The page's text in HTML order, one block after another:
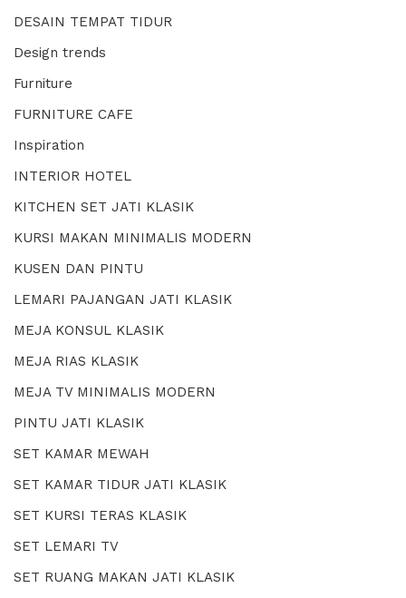
DESAIN TEMPAT TIDUR
Design trends
Furniture
FURNITURE CAFE
Inspiration
INTERIOR HOTEL
KITCHEN SET JATI KLASIK
KURSI MAKAN MINIMALIS MODERN
KUSEN DAN PINTU
LEMARI PAJANGAN JATI KLASIK
MEJA KONSUL KLASIK
MEJA RIAS KLASIK
MEJA TV MINIMALIS MODERN
PINTU JATI KLASIK
SET KAMAR MEWAH
SET KAMAR TIDUR JATI KLASIK
SET KURSI TERAS KLASIK
SET LEMARI TV
SET RUANG MAKAN JATI KLASIK